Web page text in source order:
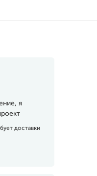
я
доставки